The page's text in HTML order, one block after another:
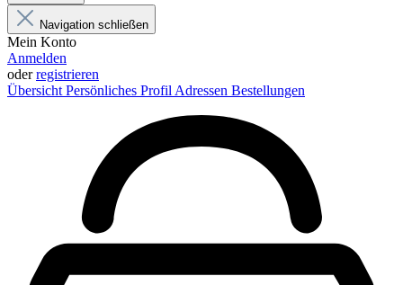
Navigation schließen
Mein Konto
Anmelden
oderregistrieren
Übersicht Persönliches Profil Adressen Bestellungen